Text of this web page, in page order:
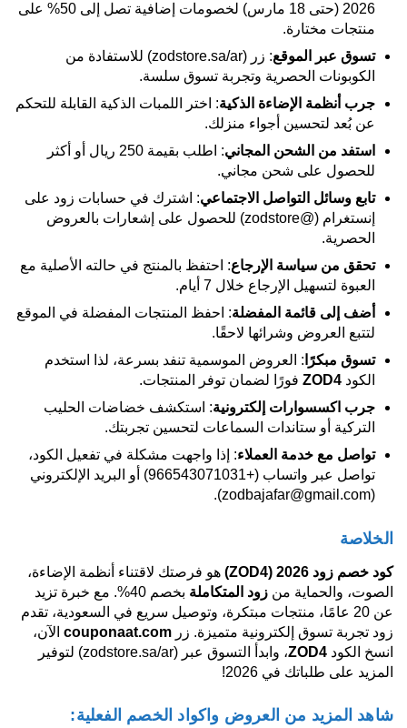
2026 (حتى 18 مارس) لخصومات إضافية تصل إلى 50% على
منتجات مختارة.
تسوق عبر الموقع
: زر (zodstore.sa/ar) للاستفادة من
الكوبونات الحصرية وتجربة تسوق سلسة.
جرب أنظمة الإضاءة الذكية: اختر اللمبات الذكية القابلة للتحكم
عن بُعد لتحسين أجواء منزلك.
استفد من الشحن المجاني
: اطلب بقيمة 250 ريال أو أكثر
للحصول على شحن مجاني.
تابع وسائل التواصل الاجتماعي: اشترك في حسابات زود على
إنستغرام (@zodstore) للحصول على إشعارات بالعروض
الحصرية.
تحقق من سياسة الإرجاع: احتفظ بالمنتج في حالته الأصلية مع
العبوة لتسهيل الإرجاع خلال 7 أيام.
أضف إلى قائمة المفضلة: احفظ المنتجات المفضلة في الموقع
لتتبع العروض وشرائها لاحقًا.
تسوق مبكرًا : العروض الموسمية تنفد بسرعة، لذا استخدم
الكود ZOD4 فورًا لضمان توفر المنتجات.
جرب اكسسوارات إلكترونية: استكشف خضاضات الحليب
التركية أو ستاندات السماعات لتحسين تجربتك.
تواصل مع خدمة العملاء: إذا واجهت مشكلة في تفعيل الكود،
تواصل عبر واتساب (+966543071031) أو البريد الإلكتروني
(zodbajafar@gmail.com).
الخلاصة
كود خصم زود 2026 (ZOD4)
هو فرصتك لاقتناء أنظمة الإضاءة،
الصوت، والحماية من زود المتكاملة
بخصم 40%. مع خبرة تزيد
عن 20 عامًا، منتجات مبتكرة، وتوصيل سريع في السعودية، تقدم
زود تجربة تسوق إلكترونية متميزة. زر couponaat.com الآن،
انسخ الكود ZOD4
، وابدأ التسوق عبر (zodstore.sa/ar) لتوفير
المزيد على طلباتك في 2026!
شاهد المزيد من العروض واكواد الخصم الفعلية: